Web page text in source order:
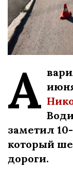
А
заметил
который
дороги.